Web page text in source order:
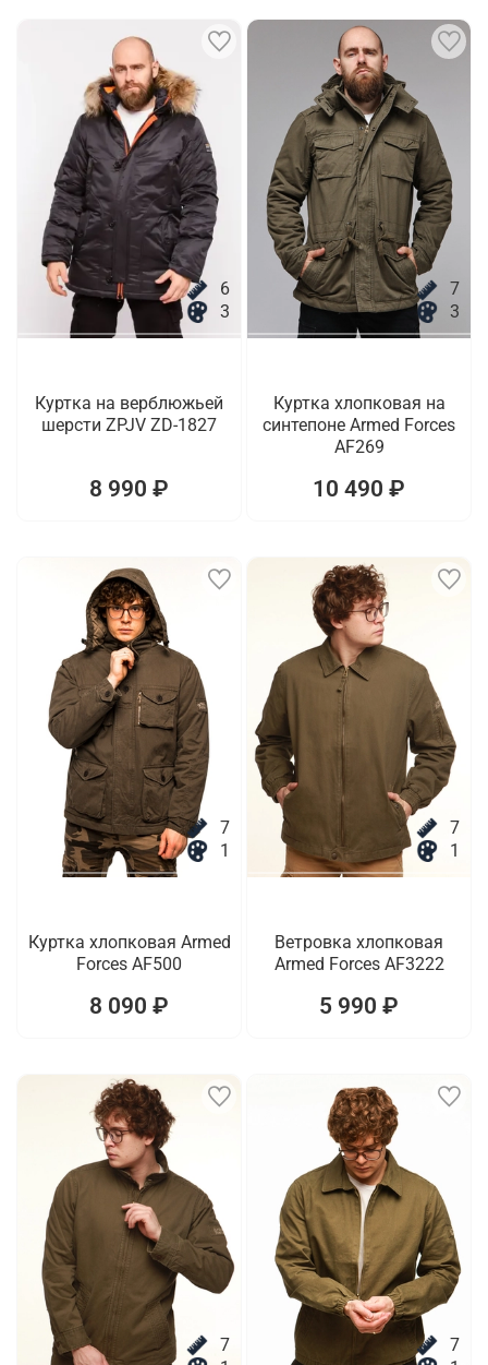
6
3
Куртка на верблюжьей
шерсти ZPJV ZD-1827
8 990 ₽
7
3
Куртка хлопковая на
синтепоне Armed Forces
AF269
10 490 ₽
7
1
Куртка хлопковая Armed
Forces AF500
8 090 ₽
7
1
Ветровка хлопковая
Armed Forces AF3222
5 990 ₽
7
7